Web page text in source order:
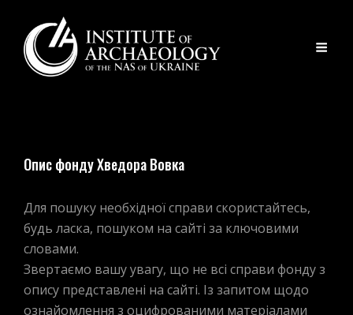
фонду
Хведора
Вовка
Опис фонду Хведора Вовка
Для пошуку необхідної справи скористайтесь,
будь ласка, пошуком на сайті за ключовими
словами.
Звертаємо вашу увагу, що не всі справи фонду з
опису представлені на сайті. Із запитом щодо
ознайомлення з оцифрованими матеріалами